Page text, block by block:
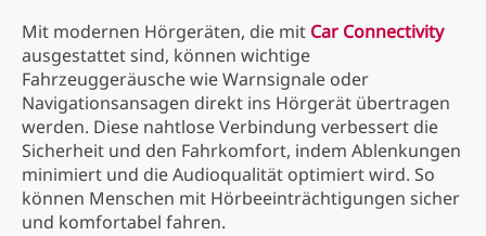
Mit modernen Hörgeräten, die mit Car Connectivity
ausgestattet sind, können wichtige
Fahrzeuggeräusche wie Warnsignale oder
Navigationsansagen direkt ins Hörgerät übertragen
werden. Diese nahtlose Verbindung verbessert die
Sicherheit und den Fahrkomfort, indem Ablenkungen
minimiert und die Audioqualität optimiert wird. So
können Menschen mit Hörbeeinträchtigungen sicher
und komfortabel fahren.